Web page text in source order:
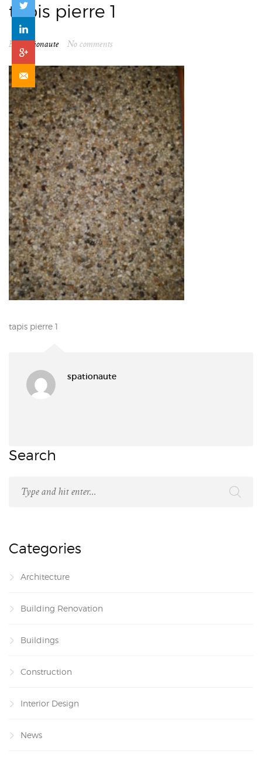
tapis pierre 1
By spationaute No comments
tapis pierre 1
spationaute
Search
Categories
Architecture
Building Renovation
Buildings
Construction
Interior Design
News